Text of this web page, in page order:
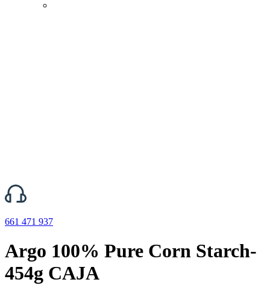
661 471 937
Argo 100% Pure Corn Starch-
454g CAJA